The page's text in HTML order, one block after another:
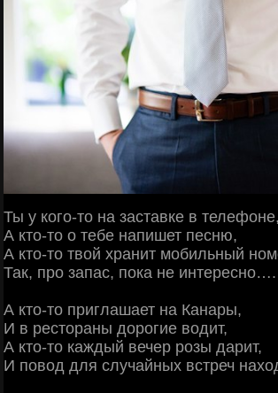
Ты у кого-то на заставке в телефоне,
А кто-то о тебе напишет песню,
А кто-то твой хранит мобильный
Так, про запас, пока не интересно….
А кто-то приглашает на Канары,
И в рестораны дорогие водит,
А кто-то каждый вечер розы дарит,
И повод для случайных встреч